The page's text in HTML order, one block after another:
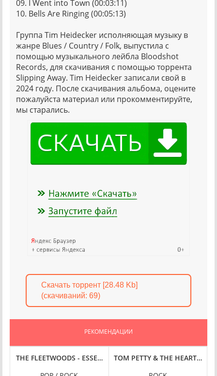
09. I Went into Town (00:03:11)
10. Bells Are Ringing (00:05:13)
Группа Tim Heidecker исполняющая музыку в
жанре Blues / Country / Folk, выпустила с
помощью музыкального лейбла Bloodshot
Records, для скачивания с помощью торрента
Slipping Away. Tim Heidecker записали свой в
2024 году. После скачивания альбома, оцените
пожалуйста материал или прокомментируйте,
мы старались.
Скачать торрент [28.48 Kb]
(cкачиваний: 69)
РЕКОМЕНДАЦИИ
FLAC24-BIT HI-RES] (2024) FLAC
THE FLEETWOODS - ESSENTIAL CLASSICS, VOL. 20: THE
TOM PETTY & THE